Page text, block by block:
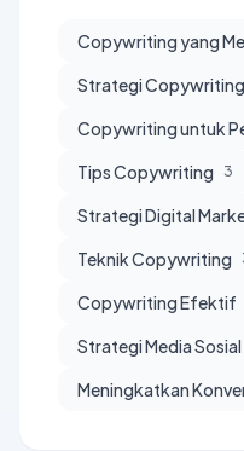
Copywriting yang
Strategi Copywriting
Copywriting untuk
Tips Copywriting 3
Strategi Digital
Teknik Copywriting
Copywriting Efektif
Strategi Media Sosial
Meningkatkan